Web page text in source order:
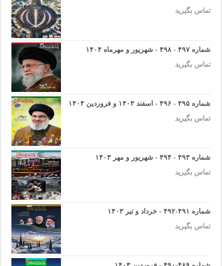
تماس بگیرید
شماره ۴۹۷ - ۴۹۸ - شهریور و مهرماه ۱۴۰۴
تماس بگیرید
شماره ۴۹۵ - ۴۹۶ - اسفند ۱۴۰۳ و فروردین ۱۴۰۴
تماس بگیرید
شماره ۴۹۳ - ۴۹۴ - شهریور و مهر ۱۴۰۳
تماس بگیرید
شماره ۴۹۱-۴۹۲ - خرداد و تیر ۱۴۰۳
تماس بگیرید